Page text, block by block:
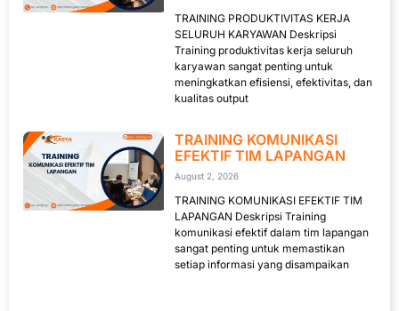
TRAINING PRODUKTIVITAS KERJA
SELURUH KARYAWAN Deskripsi
Training produktivitas kerja seluruh
karyawan sangat penting untuk
meningkatkan efisiensi, efektivitas, dan
kualitas output
TRAINING KOMUNIKASI
EFEKTIF TIM LAPANGAN
August 2, 2026
TRAINING KOMUNIKASI EFEKTIF TIM
LAPANGAN Deskripsi Training
komunikasi efektif dalam tim lapangan
sangat penting untuk memastikan
setiap informasi yang disampaikan